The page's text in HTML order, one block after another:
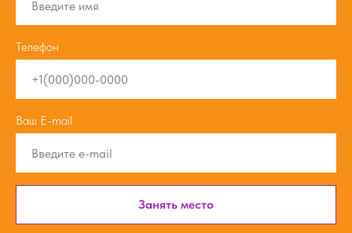
Телефон
Ваш E-mail
Занять место